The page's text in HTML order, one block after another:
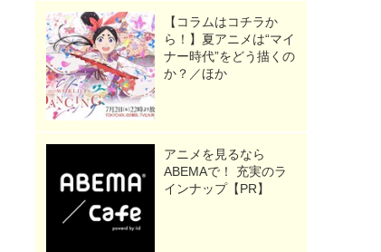
【コラムはコチラか
ら！】夏アニメは“マイ
ナー時代”をどう描くの
か？／ほか
アニメを見るなら
ABEMAで！ 充実のラ
インナップ【PR】